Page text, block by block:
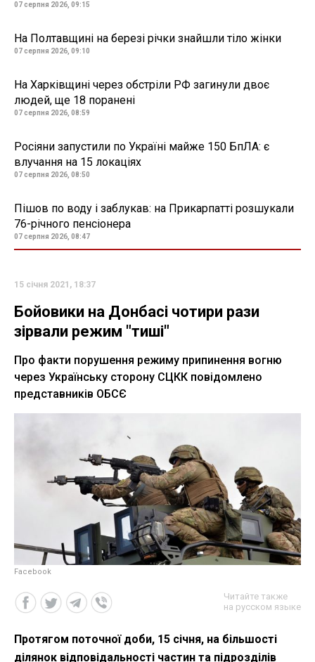
07 серпня 2026, 09:15
На Полтавщині на березі річки знайшли тіло жінки
07 серпня 2026, 09:10
На Харківщині через обстріли РФ загинули двоє
людей, ще 18 поранені
07 серпня 2026, 08:59
Росіяни запустили по Україні майже 150 БпЛА: є
влучання на 15 локаціях
07 серпня 2026, 08:50
Пішов по воду і заблукав: на Прикарпатті розшукали
76-річного пенсіонера
07 серпня 2026, 08:47
15 січня 2021, 18:37
Бойовики на Донбасі чотири рази
зірвали режим "тиші"
Про факти порушення режиму припинення вогню
через Українську сторону СЦКК повідомлено
представників ОБСЄ
Facebook
Читайте также
на русском языке
Протягом поточної доби, 15 січня, на більшості
ділянок відповідальності частин та підрозділів